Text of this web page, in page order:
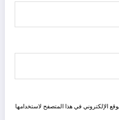
الإلكتروني في هذا المتصفح لاستخدامها